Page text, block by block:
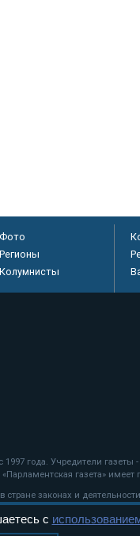
Фото
Регионы
Колумнисты
года. Учредители
газета» имеет
законах и
с